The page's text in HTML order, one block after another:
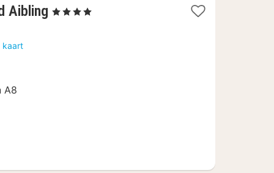
Aibling 1
, 4 Sterren
kaart
A8